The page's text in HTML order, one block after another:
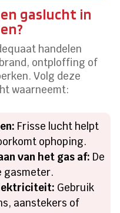
gaslucht in
handelen
ontploffing of
Volg deze
waarneemt:
Frisse lucht helpt
ophoping.
van het gas af: De
gasmeter.
Gebruik
aanstekers of